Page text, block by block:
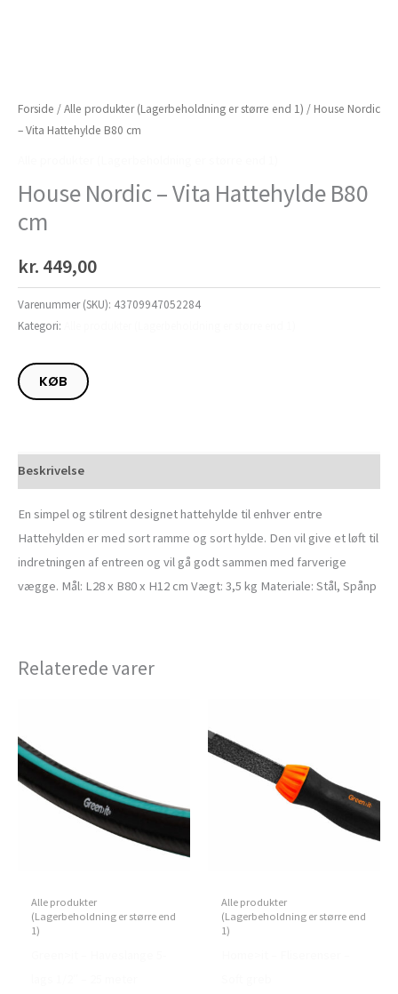
Forside /Alle produkter (Lagerbeholdning er større end 1) / House Nordic
– Vita Hattehylde B80 cm
House Nordic – Vita Hattehylde B80
cm
kr. 449,00
Varenummer (SKU): 43709947052284
Kategori:
KØB
Beskrivelse
En simpel og stilrent designet hattehylde til enhver entre
Hattehylden er med sort ramme og sort hylde. Den vil give et løft til
indretningen af entreen og vil gå godt sammen med farverige
vægge. Mål: L28 x B80 x H12 cm Vægt: 3,5 kg Materiale: Stål, Spånp
Relaterede varer
Alle produkter
(Lagerbeholdning er større end
1)
Alle produkter
(Lagerbeholdning er større end
1)